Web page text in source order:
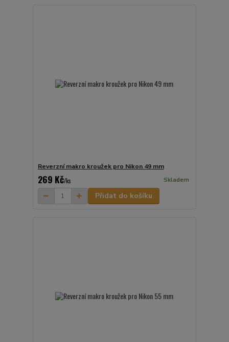
Reverzní makro kroužek pro Nikon 49 mm
269 Kč/ks Skladem
Přidat do košíku